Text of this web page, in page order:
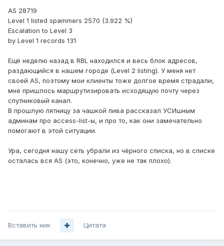
AS 28719
Level 1 listed spammers 2570 (3.922 %)
Escalation to Level 3
by Level 1 records 131
Ещё неделю назад в RBL находился и весь блок адресов,
раздающийся в нашем городе (Level 2 listing). У меня нет
своей AS, поэтому мои клиенты тоже долгое время страдали,
мне пришлось маршрутизировать исходящую почту через
спутниковый канал.
В прошлую пятницу за чашкой пива рассказал УСИшным
админам про access-list-ы, и про то, как они замечательно
помогают в этой ситуации.
Ура, сегодня нашу сеть убрали из чёрного списка, но в списке
осталась вся AS (это, конечно, уже не так плохо).
Вставить ник Цитата